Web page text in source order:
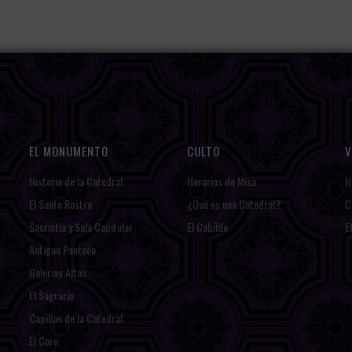
EL MONUMENTO
Historia de la Catedral
El Santo Rostro
Sacristía y Sala Capitular
Antiguo Panteón
Galerías Altas
El Sagrario
Capillas de la Catedral
El Coro
CULTO
Horarios de Misa
¿Qué es una Catedral?
El Cabildo